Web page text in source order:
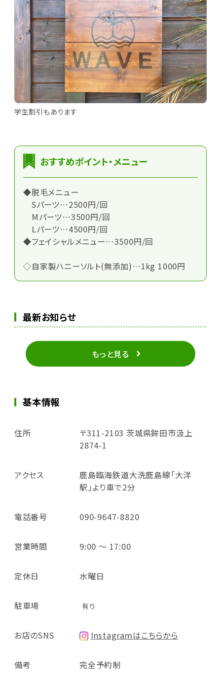
学生割引もあります
おすすめポイント・メニュー
◆脱毛メニュー
Sパーツ…2500円/回
Mパーツ…3500円/回
Lパーツ…4500円/回
◆フェイシャルメニュー…3500円/回
◇自家製ハニーソルト(無添加)…1kg 1000円
最新お知らせ
もっと見る
基本情報
住所
〒311-2103 茨城県鉾田市汲上
2874-1
アクセス
鹿島臨海鉄道大洗鹿島線「大洋
駅」より車で2分
電話番号 090-9647-8820
営業時間 9:00 ～ 17:00
定休日 水曜日
駐車場 有り
お店のSNS Instagramはこちらから
備考 完全予約制